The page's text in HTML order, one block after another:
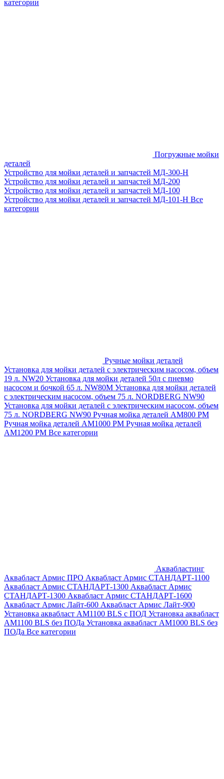
категории
Погружные мойки
деталей
Устройство для мойки деталей и запчастей МД-300-H
Устройство для мойки деталей и запчастей МД-200
Устройство для мойки деталей и запчастей МД-100
Устройство для мойки деталей и запчастей МД-101-Н Все
категории
Ручные мойки деталей
Установка для мойки деталей с электрическим насосом, объем
19 л. NW20 Установка для мойки деталей 50л с пневмо
насосом и бочкой 65 л. NW80M Установка для мойки деталей
с электрическим насосом, объем 75 л. NORDBERG NW90
Установка для мойки деталей с электрическим насосом, объем
75 л. NORDBERG NW90 Ручная мойка деталей АМ800 РМ
Ручная мойка деталей АМ1000 РМ Ручная мойка деталей
АМ1200 РМ Все категории
Аквабластинг
Аквабласт Армис ПРО Аквабласт Армис СТАНДАРТ-1100
Аквабласт Армис СТАНДАРТ-1300 Аквабласт Армис
СТАНДАРТ-1300 Аквабласт Армис СТАНДАРТ-1600
Аквабласт Армис Лайт-600 Аквабласт Армис Лайт-900
Установка аквабласт AM1100 BLS с ПОД Установка аквабласт
AM1100 BLS без ПОДа Установка аквабласт AM1000 BLS без
ПОДа Все категории